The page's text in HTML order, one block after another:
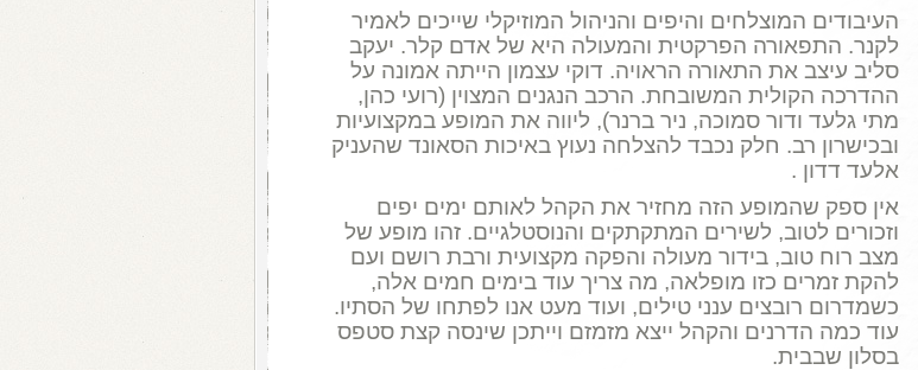
העיבודים המוצלחים והיפים והניהול המוזיקלי שייכים לאמיר
לקנר. התפאורה הפרקטית והמעולה היא של אדם קלר. יעקב
סליב עיצב את התאורה הראויה. דוקי עצמון הייתה אמונה על
ההדרכה הקולית המשובחת. הרכב הנגנים המצוין (רועי כהן,
מתי גלעד ודור סמוכה, ניר ברנר), ליווה את המופע במקצועיות
ובכישרון רב. חלק נכבד להצלחה נעוץ באיכות הסאונד שהעניק
אלעד דדון .
אין ספק שהמופע הזה מחזיר את הקהל לאותם ימים יפים
וזכורים לטוב, לשירים המתקתקים והנוסטלגיים. זהו מופע של
מצב רוח טוב, בידור מעולה והפקה מקצועית ורבת רושם ועם
להקת זמרים כזו מופלאה, מה צריך עוד בימים חמים אלה,
כשמדרום רובצים ענני טילים, ועוד מעט אנו לפתחו של הסתיו.
עוד כמה הדרנים והקהל ייצא מזמזם וייתכן שינסה קצת סטפס
בסלון שבבית.